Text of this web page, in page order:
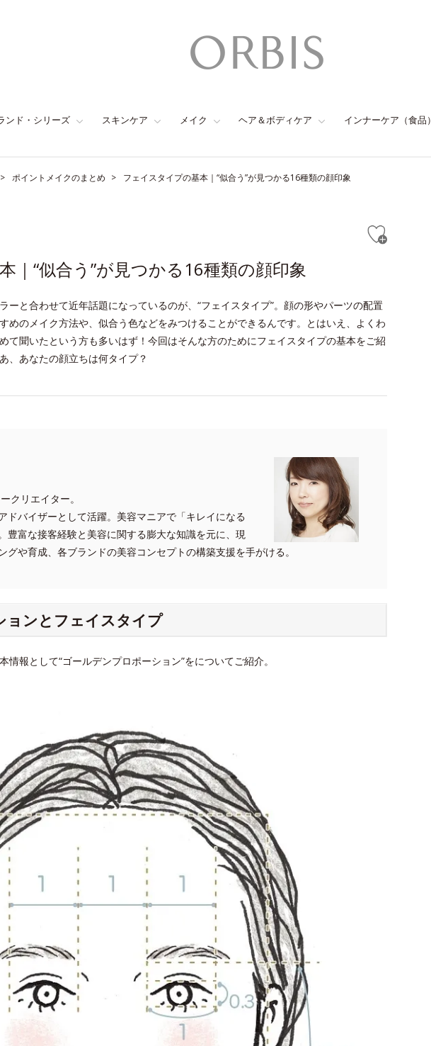
ンド・シリーズ スキンケア メイク ヘア＆ボディケア インナーケア（食品）
ポイントメイクのまとめ フェイスタイプの基本｜“似合う”が見つかる16種類の顔印象
｜“似合う”が見つかる16種類の顔印象
ーと合わせて近年話題になっているのが、“フェイスタイプ”。顔の形やパーツの配置
めのメイク方法や、似合う色などをみつけることができるんです。とはいえ、よくわ
て聞いたという方も多いはず！今回はそんな方のためにフェイスタイプの基本をご紹
、あなたの顔立ちは何タイプ？
クリエイター。
ドバイザーとして活躍。美容マニアで「キレイになる
豊富な接客経験と美容に関する膨大な知識を元に、現
グや育成、各ブランドの美容コンセプトの構築支援を手がける。
ョンとフェイスタイプ
報として“ゴールデンプロポーション”をについてご紹介。